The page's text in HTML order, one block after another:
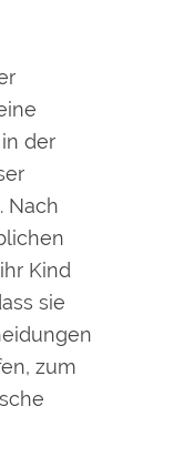
der
Nach
Kind
sie
zum